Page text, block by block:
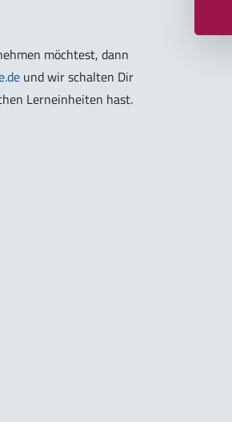
möchtest, dann
und wir schalten Dir
Lerneinheiten hast.